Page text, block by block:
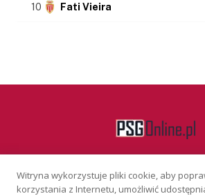
10 Fati Vieira
Facebook
Witryna wykorzystuje pliki cookie, aby
korzystania z Internetu, umożliwić